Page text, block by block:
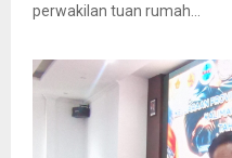
perwakilan tuan rumah...